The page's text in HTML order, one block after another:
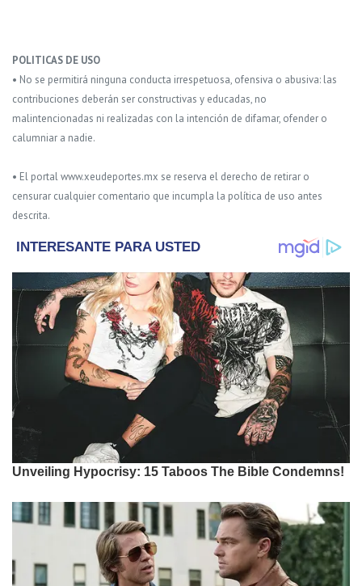
POLITICAS DE USO
• No se permitirá ninguna conducta irrespetuosa, ofensiva o abusiva: las
contribuciones deberán ser constructivas y educadas, no
malintencionadas ni realizadas con la intención de difamar, ofender o
calumniar a nadie.
• El portal www.xeudeportes.mx se reserva el derecho de retirar o
censurar cualquier comentario que incumpla la política de uso antes
descrita.